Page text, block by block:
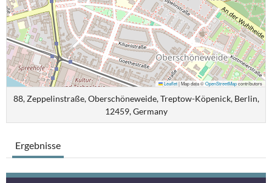
Leaflet|Map data ©OpenStreetMapcontributors
88, Zeppelinstraße, Oberschöneweide, Treptow-Köpenick, Berlin,
12459, Germany
Ergebnisse